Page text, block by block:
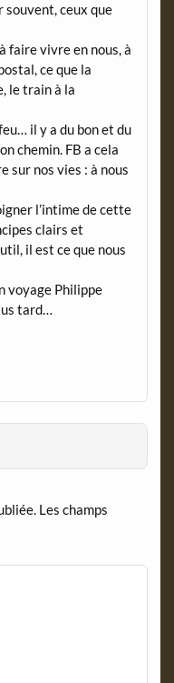
souvent, ceux que
faire vivre en nous, à
ce que la
le train à la
il y a du bon et du
chemin. FB a cela
sur nos vies : à nous
l’intime de cette
clairs et
il est ce que nous
voyage Philippe
tard…
Les champs